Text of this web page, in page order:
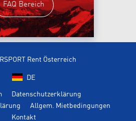
FAQ Bereich
Rent Österreich
DE
Datenschutzerklärung
Allgem. Mietbedingungen
Kontakt